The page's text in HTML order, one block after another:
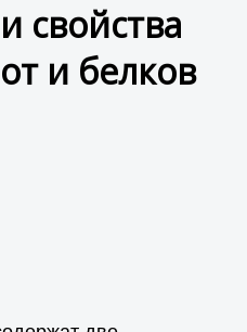
свойства
и белков